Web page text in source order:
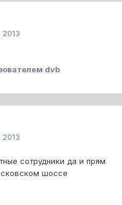
dvb
сотрудники да и прям
шоссе